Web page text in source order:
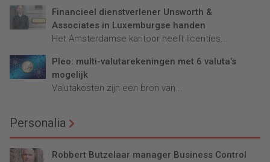
Financieel dienstverlener Unsworth &
Associates in Luxemburgse handen
Het Amsterdamse kantoor heeft licenties...
Pleo: multi-valutarekeningen met 6 valuta’s
mogelijk
Valutakosten zijn een bron van...
Personalia
Robbert Butzelaar manager Business Control